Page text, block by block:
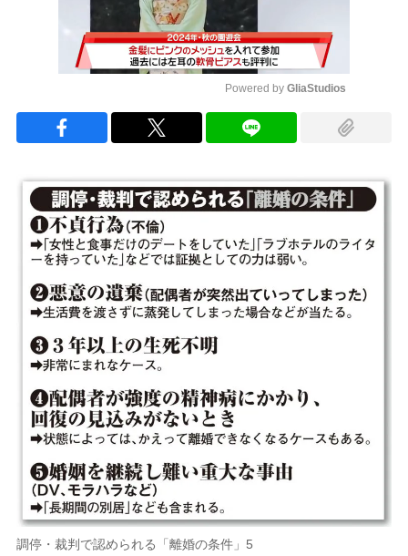
Powered by GliaStudios
調停・裁判で認められる「離婚の条件」5